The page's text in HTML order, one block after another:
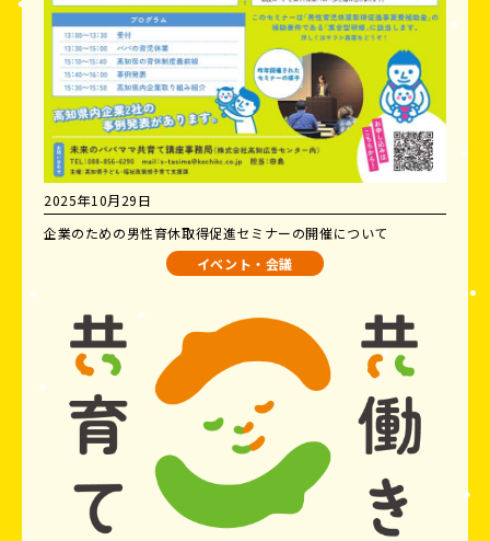
2025年10月29日
企業のための男性育休取得促進セミナーの開催について
イベント・会議